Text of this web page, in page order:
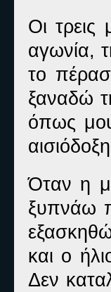
Οι
αγωνία,
το
ξαναδώ
όπως
Όταν η
ξυπνάω
και ο
Δεν